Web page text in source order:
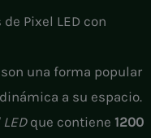
Pixel LED con
son una forma popular
a su espacio.
que contiene 1200